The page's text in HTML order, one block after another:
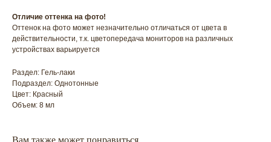
Отличие оттенка на фото!
Оттенок на фото может незначительно отличаться от цвета в
действительности, т.к. цветопередача мониторов на различных
устройствах варьируется
Раздел: Гель-лаки
Подраздел: Однотонные
Цвет: Красный
Объем: 8 мл
Вам также может понравиться
КАТАЛОГ
БРЕНДЫ
ГЛАВНАЯ